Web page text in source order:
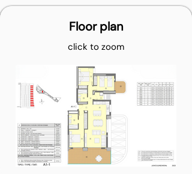
Floor plan
click to zoom